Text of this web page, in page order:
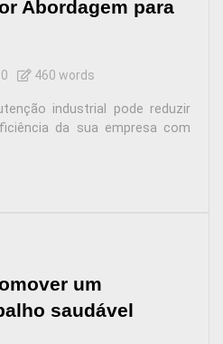
Abordagem para
0 460 words
industrial pode reduzir
da sua empresa com
um
saudável